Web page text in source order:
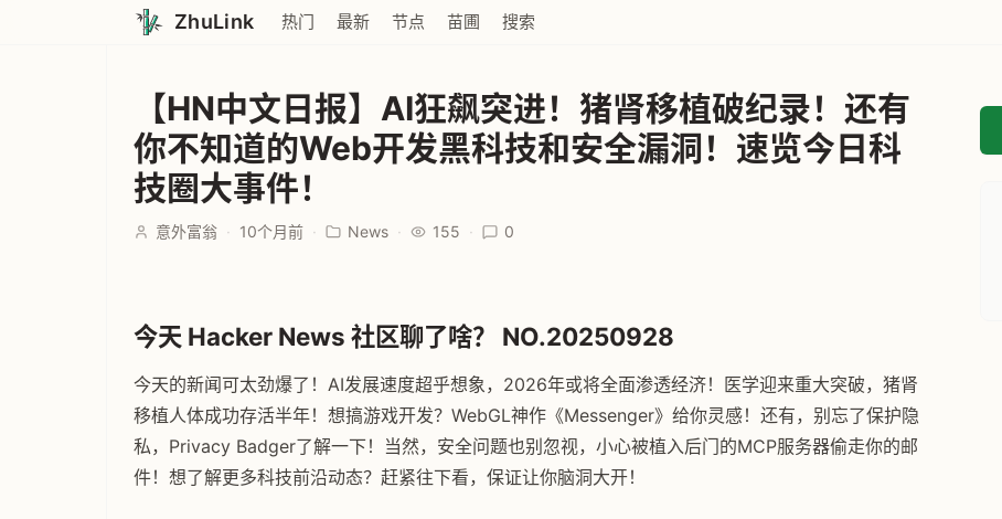
ZhuLink 热门 最新 节点 苗圃 搜索
【HN中文日报】AI狂飙突进！猪肾移植破纪录！还有
你不知道的Web开发黑科技和安全漏洞！速览今日科
技圈大事件！
意外富翁 · 10个月前 · News · 155 · 0
今天 Hacker News 社区聊了啥？ NO.20250928
今天的新闻可太劲爆了！AI发展速度超乎想象，2026年或将全面渗透经济！医学迎来重大突破，猪肾
移植人体成功存活半年！想搞游戏开发？WebGL神作《Messenger》给你灵感！还有，别忘了保护隐
私，Privacy Badger了解一下！当然，安全问题也别忽视，小心被植入后门的MCP服务器偷走你的邮
件！想了解更多科技前沿动态？赶紧往下看，保证让你脑洞大开！